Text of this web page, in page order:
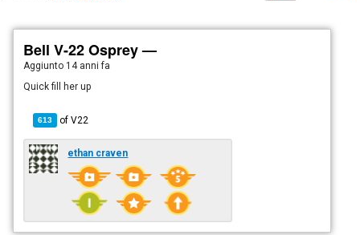
Bell V-22 Osprey —
Aggiunto 14 anni fa
Quick fill her up
613 ofV22
ethan craven